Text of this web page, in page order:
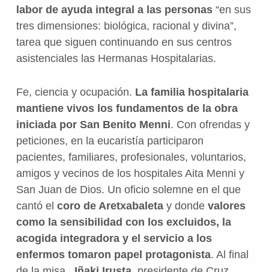
labor de ayuda integral a las personas “en sus
tres dimensiones: biológica, racional y divina”,
tarea que siguen continuando en sus centros
asistenciales las Hermanas Hospitalarias.
Fe, ciencia y ocupación. La familia hospitalaria
mantiene vivos los fundamentos de la obra
iniciada por San Benito Menni. Con ofrendas y
peticiones, en la eucaristía participaron
pacientes, familiares, profesionales, voluntarios,
amigos y vecinos de los hospitales Aita Menni y
San Juan de Dios. Un oficio solemne en el que
cantó el coro de Aretxabaleta y donde valores
como la sensibilidad con los excluidos, la
acogida integradora y el servicio a los
enfermos tomaron papel protagonista. Al final